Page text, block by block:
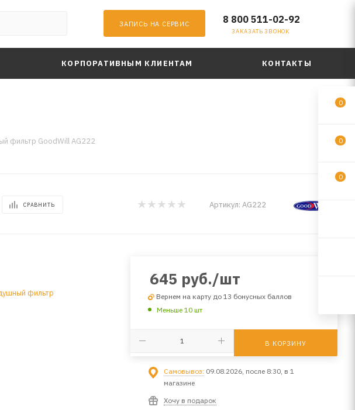
ЗАПИСЬ НА СЕРВИС 8 800 511-02-92
ЗАКАЗАТЬ ЗВОНОК
КОРПОРАТИВНЫМ КЛИЕНТАМ КОНТАКТЫ
фильтр GoodWill AG222
СРАВНИТЬ Артикул: AG222
фильтр
645 руб./шт
Вернем на карту до 13 бонусных баллов
Меньше 10 шт
В КОРЗИНУ
Самовывоз: 09.08.2026, после 8:30, в 1
магазине
Хочу в подарок
0
0
0